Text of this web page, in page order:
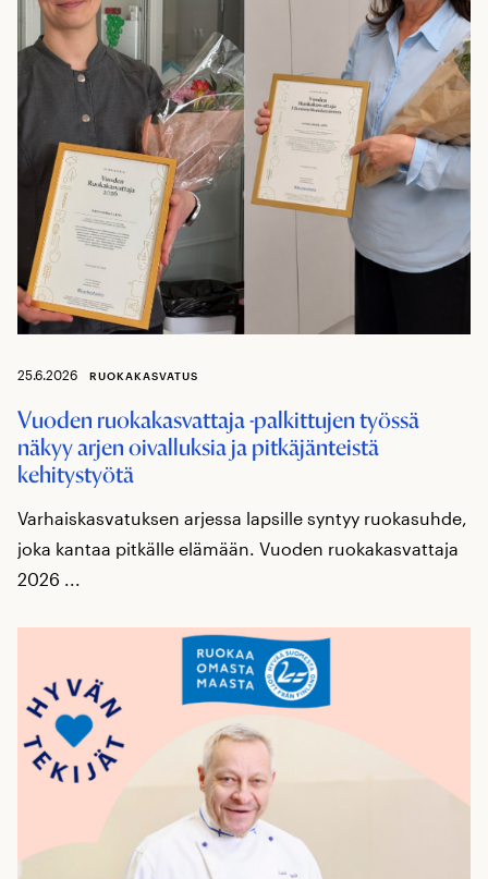
25.6.2026 RUOKAKASVATUS
Vuoden ruokakasvattaja -palkittujen työssä
näkyy arjen oivalluksia ja pitkäjänteistä
kehitystyötä
Varhaiskasvatuksen arjessa lapsille syntyy ruokasuhde,
joka kantaa pitkälle elämään. Vuoden ruokakasvattaja
2026 ...